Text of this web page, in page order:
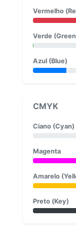
Vermelho
Verde
Azul (Blue)
CMYK
Ciano (Cyan)
Magenta
Amarelo
Preto (Key)